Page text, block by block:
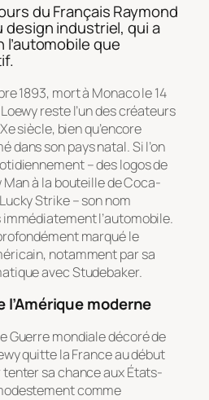
du Français Raymond
design industriel, qui a
que
1893, mort à Monaco le 14
reste l’un des créateurs
siècle, bien qu’encore
dans son pays natal. Si l’on
– des logos de
Man à la bouteille de Coca-
Strike – son nom
immédiatement l’automobile.
marqué le
notamment par sa
avec Studebaker.
l’Amérique moderne
Guerre mondiale décoré de
quitte la France au début
tenter sa chance aux États-
comme